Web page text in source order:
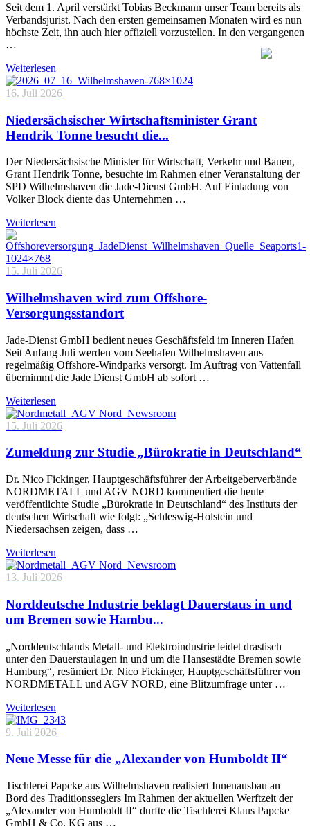
Seit dem 1. April verstärkt Tobias Beckmann unser Team bereits als
Verbandsjurist. Nach den ersten gemeinsamen Monaten wird es nun
höchste Zeit, ihn auch hier offiziell vorzustellen. In den vergangenen
…
Weiterlesen
16. Juli 2026
Niedersächsischer Wirtschaftsminister Grant
Hendrik Tonne besucht die...
Der Niedersächsische Minister für Wirtschaft, Verkehr und Bauen,
Grant Hendrik Tonne, besuchte im Rahmen einer Veranstaltung der
SPD Wilhelmshaven die Jade-Dienst GmbH. Auf Einladung von
Volker Block diente das Unternehmen …
Weiterlesen
15. Juli 2026
Wilhelmshaven wird zum Offshore-
Versorgungsstandort
Jade-Dienst GmbH bedient neues Geschäftsfeld im Inneren Hafen
Seit Anfang Juli werden vom Seehafen Wilhelmshaven aus
regelmäßig Offshore-Windparks versorgt. Im Auftrag von Vattenfall
übernimmt die Jade Dienst GmbH ab sofort …
Weiterlesen
15. Juli 2026
Zumeldung zur Studie „Bürokratie in Deutschland“
Dr. Nico Fickinger, Hauptgeschäftsführer der Arbeitgeberverbände
NORDMETALL und AGV NORD kommentiert die heute
veröffentlichte Studie „Bürokratie in Deutschland“ des Instituts der
deutschen Wirtschaft wie folgt: „Schleswig-Holstein und
Niedersachsen zeigen, dass …
Weiterlesen
13. Juli 2026
Norddeutsche Industrie beklagt Dauerstaus in und
um Bremen sowie Hambu...
„Norddeutschlands Metall- und Elektroindustrie leidet drastisch
unter den Dauerstaulagen in und um die Hansestädte Bremen sowie
Hamburg“, resümiert Dr. Nico Fickinger, Hauptgeschäftsführer von
NORDMETALL und AGV NORD, eine Blitzumfrage unter …
Weiterlesen
9. Juli 2026
Neue Messe für die „Alexander von Humboldt II“
Tischlerei Papcke aus Wilhelmshaven realisiert Innenausbau an
Bord des Traditionsseglers Im Rahmen der aktuellen Werftzeit der
„Alexander von Humboldt II“ durfte die Tischlerei Klaus Papcke
GmbH & Co. KG aus …